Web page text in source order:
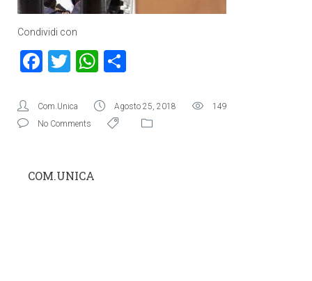
Condividi con
Facebook
TwitterWhatsApp
Com.Unica Agosto 25, 2018
149
No Comments
COM.UNICA